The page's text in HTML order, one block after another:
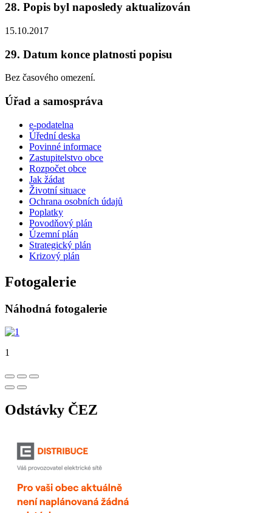
28. Popis byl naposledy aktualizován
15.10.2017
29. Datum konce platnosti popisu
Bez časového omezení.
Úřad a samospráva
e-podatelna
Úřední deska
Povinné informace
Zastupitelstvo obce
Rozpočet obce
Jak žádat
Životní situace
Ochrana osobních údajů
Poplatky
Povodňový plán
Územní plán
Strategický plán
Krizový plán
Fotogalerie
Náhodná fotogalerie
1
Odstávky ČEZ